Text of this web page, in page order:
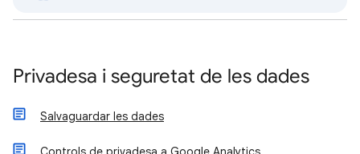
Privadesa i seguretat de les dades
Salvaguardar les dades